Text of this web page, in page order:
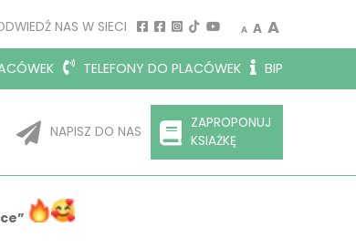
NAS W SIECI A
Decrease font size.
A Reset font
A
TELEFONY DO PLACÓWEK BIP
NAPISZ DO NAS
ZAPROPONUJ
KSIAŻKĘ